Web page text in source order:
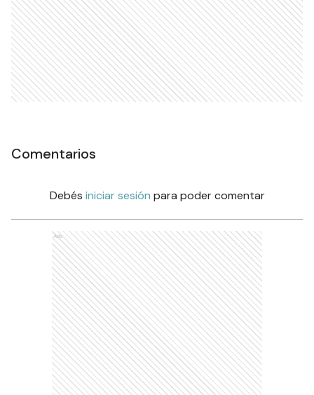
Comentarios
Debés iniciar sesión para poder comentar
Ads